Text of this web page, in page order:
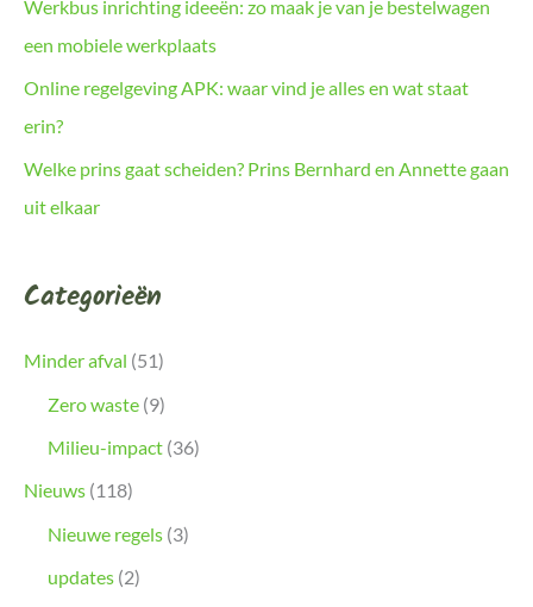
Werkbus inrichting ideeën: zo maak je van je bestelwagen
een mobiele werkplaats
Online regelgeving APK: waar vind je alles en wat staat
erin?
Welke prins gaat scheiden? Prins Bernhard en Annette gaan
uit elkaar
Categorieën
Minder afval (51)
Zero waste (9)
Milieu-impact (36)
Nieuws (118)
Nieuwe regels (3)
updates (2)